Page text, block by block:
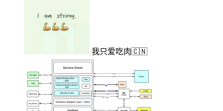
我只爱吃肉🇨🇳